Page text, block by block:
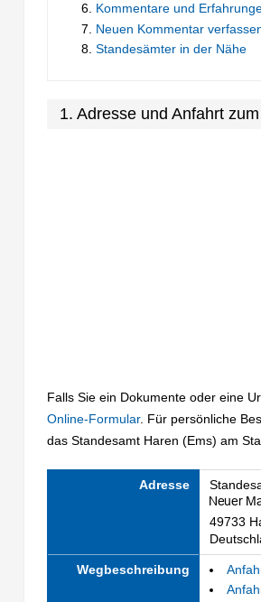
Kommentare und
Neuen Kommentar
Standesämter in der Nähe
1. Adresse und Anfahrt
Falls Sie ein Dokumente oder eine
Online-Formular. Für persönliche
das Standesamt Haren (Ems) am
Adresse
49733
Wegbeschreibung